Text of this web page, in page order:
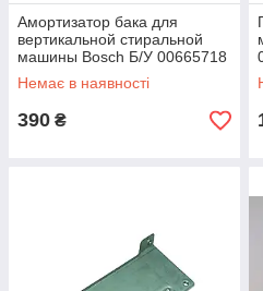
Амортизатор бака для
вертикальной стиральной
машины Bosch Б/У 00665718
Немає в наявності
390 ₴